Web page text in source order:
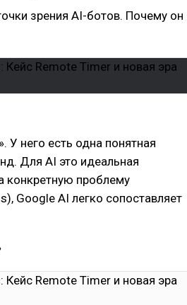
зрения AI-ботов. Почему он
У него есть одна понятная
Для AI это идеальная
конкретную проблему
Google AI легко сопоставляет